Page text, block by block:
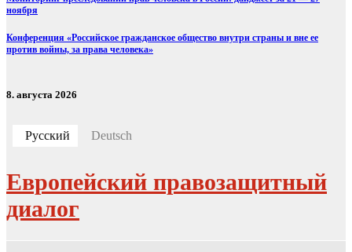
ноября
Конференция «Российское гражданское общество внутри страны и вне ее
против войны, за права человека»
8. августа 2026
Русский Deutsch
Европейский правозащитный
диалог